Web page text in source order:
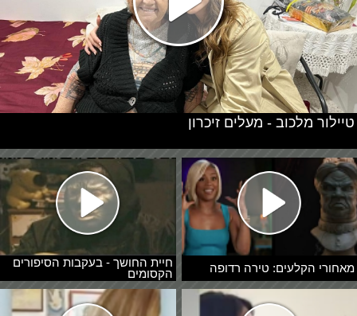
מאחורי הקלעים: טירה רדופה
חיית החושך - בעקבות הסיפורים
הקסומים
טיילור מלכוב - מעלים זיכרון